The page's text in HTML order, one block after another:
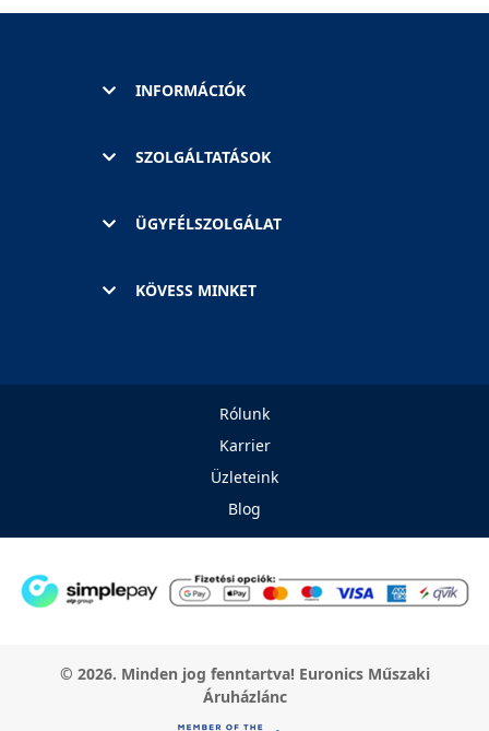
INFORMÁCIÓK
SZOLGÁLTATÁSOK
ÜGYFÉLSZOLGÁLAT
KÖVESS MINKET
Rólunk
Karrier
Üzleteink
Blog
© 2026. Minden jog fenntartva! Euronics Műszaki
Áruházlánc